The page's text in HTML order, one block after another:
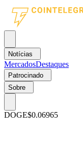
Notícias
MercadosDestaques
Patrocinado
Sobre
DOGE$0.06965